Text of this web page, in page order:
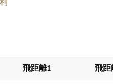
飛距離1 飛距